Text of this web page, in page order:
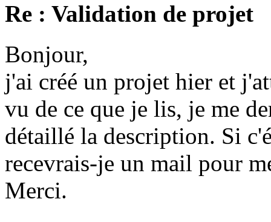
Re : Validation de projet
Bonjour,
j'ai créé un projet hier et
vu de ce que je lis, je me
détaillé la description. Si
recevrais-je un mail pour
Merci.